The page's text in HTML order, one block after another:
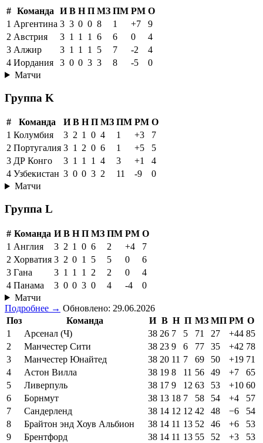
# Команда И В Н П МЗ ПМ РМ О
1 Аргентина 3 3 0 0 8 1 +7
9
2 Австрия 3 1 1 1 6 6 0
4
3 Алжир 3 1 1 1 5 7 -2
4
4 Иордания 3 0 0 3 3 8 -5
0
Матчи
Группа K
# Команда И В Н П МЗ ПМ РМ О
1 Колумбия 3 2 1 0 4 1 +3
7
2 Португалия 3 1 2 0 6 1 +5
5
3 ДР Конго 3 1 1 1 4 3 +1
4
4 Узбекистан 3 0 0 3 2 11 -9
0
Матчи
Группа L
# Команда И В Н П МЗ ПМ РМ О
1 Англия 3 2 1 0 6 2 +4
7
2 Хорватия 3 2 0 1 5 5 0
6
3 Гана 3 1 1 1 2 2 0
4
4 Панама 3 0 0 3 0 4 -4
0
Матчи
Подробнее → Обновлено: 29.06.2026
Поз
Команда И В Н П МЗ МП РМ О
1
Арсенал (Ч) 38 26 7 5 71 27 +44 85
2
Манчестер Сити 38 23 9 6 77 35 +42 78
3
Манчестер Юнайтед 38 20 11 7 69 50 +19 71
4
Астон Вилла 38 19 8 11 56 49 +7
65
5
Ливерпуль 38 17 9 12 63 53 +10 60
6
Борнмут 38 13 18 7 58 54 +4
57
7
Сандерленд 38 14 12 12 42 48 −6
54
8
Брайтон энд Хоув Альбион 38 14 11 13 52 46 +6
53
9
Брентфорд 38 14 11 13 55 52 +3
53